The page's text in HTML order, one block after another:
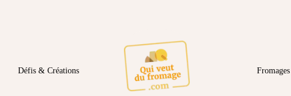
Défis & Créations